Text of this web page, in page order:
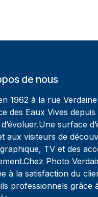
de nous
1962 à la rue
des Eaux Vives
surface
aux visiteurs de
TV et des
Photo
à la satisfaction du
professionnels grâce